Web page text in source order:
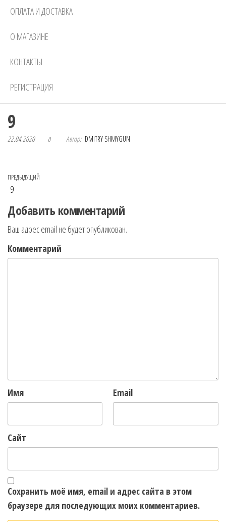
ОПЛАТА И ДОСТАВКА
О МАГАЗИНЕ
КОНТАКТЫ
РЕГИСТРАЦИЯ
9
22.04.2020 0 Автор: DMITRY SHMYGUN
Навигация по записям
Предыдущая запись
ПРЕДЫДУЩИЙ
9
Добавить комментарий
Ваш адрес email не будет опубликован.
Комментарий
Имя Email
Сайт
Сохранить моё имя, email и адрес сайта в этом
браузере для последующих моих комментариев.